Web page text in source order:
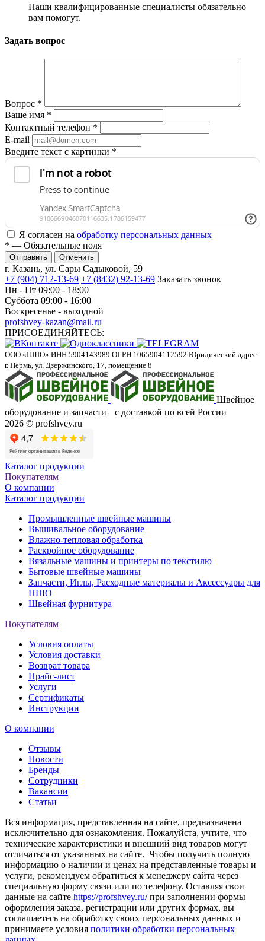
Наши квалифицированные специалисты обязательно
вам помогут.
Задать вопрос
Вопрос *
Ваше имя *
Контактный телефон *
E-mail
Введите текст с картинки *
Я согласен на обработку персональных данных
* — Обязательные поля
Отменить
г. Казань, ул. Сары Садыковой, 59
+7 (904) 712-13-69 +7 (8432) 92-13-69 Заказать звонок
Пн - Пт 09:00 - 18:00
Суббота 09:00 - 16:00
Воскресенье - выходной
profshvey-kazan@mail.ru
ПРИСОЕДИНЯЙТЕСЬ:
ООО «ПШО» ИНН 5904143989 ОГРН 1065904112592 Юридический адрес:
г. Пермь, ул. Дзержинского, 17, помещение 8
Швейное
оборудование и запчасти с доставкой по всей России
2026 © profshvey.ru
Каталог продукции
Покупателям
О компании
Каталог продукции
Промышленные швейные машины
Вышивальное оборудование
Влажно-тепловая обработка
Раскройное оборудование
Вязальные машины и принтеры по текстилю
Бытовые швейные машины
Запчасти, Иглы, Расходные материалы и Аксессуары для
ПШО
Швейная фурнитура
Покупателям
Условия оплаты
Условия доставки
Возврат товара
Прайс-лист
Услуги
Сертификаты
Инструкции
О компании
Отзывы
Новости
Бренды
Сотрудники
Вакансии
Статьи
Вся информация, представленная на сайте, предназначена
исключительно для ознакомления. Пожалуйста, учтите, что
технические характеристики и внешний вид товаров могут
отличаться от указанных на сайте. Чтобы получить полную
информацию о наличии и ценах на представленные товары и
услуги, рекомендуем обратиться к менеджеру сайта через
специальную форму связи или по телефону. Оставляя свои
данные на сайте https://profshvey.ru/при заполнении формы
оформления заказа, регистрации или других формах, вы
соглашаетесь на обработку своих персональных данных и
принимаете условия политики обработки персональных